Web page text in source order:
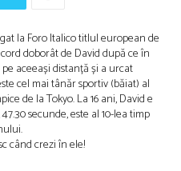
la Foro Italico titlul european de
doborât de David după ce în
aceeași distanță și a urcat
cel mai tânăr sportiv (băiat) al
de la Tokyo. La 16 ani, David e
secunde, este al 10-lea timp
când crezi în ele!